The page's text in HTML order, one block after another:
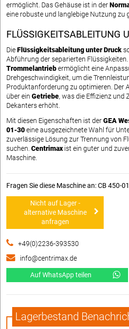
ermöglicht. Das Gehäuse ist in der
eine robuste und langlebige Nutzung zu
FLÜSSIGKEITSABLEITUNG
DieFlüssigkeitsableitung unter Druck
Abführung der separierten Flüssigkeiten.
Trommelantriebermöglicht eine
Drehgeschwindigkeit, um die
Produktanforderung zu optimieren. Der
über ein Getriebe, was die Effizienz und
Dekanters erhöht.
Mit diesen Eigenschaften ist derGEA
01-30eine ausgezeichnete Wahl für
zuverlässige Lösung zur Trennung von
suchen. Centrimax ist ein guter und
Maschine.
Fragen Sie diese Maschine an: CB 450-
Nicht auf Lager -
alternative Maschine
anfragen
+49(0)2236-393530
info@centrimax.de
Auf WhatsApp teilen
Lagerbestand